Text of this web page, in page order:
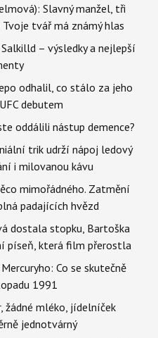
Slavný manžel, tři
tvář má známý hlas
– výsledky a nejlepší
odhalil, co stálo za jeho
debutem
oddálili nástup demence?
trik udrží nápoj ledový
i milovanou kávu
mimořádného. Zatmění
padajících hvězd
dostala stopku, Bartoška
píseň, která film přerostla
Co se skutečně
1991
žádné mléko, jídelníček
jednotvárný